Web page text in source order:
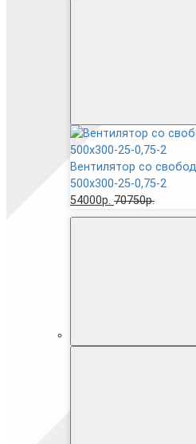
Вентилятор cо
500x300-25-0,75-2
54000р. 70750р.